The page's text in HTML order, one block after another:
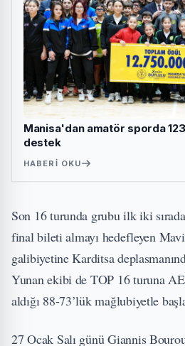
Manisa'dan amatör sporda
destek
HABERI OKU
Son 16 turunda grubu ilk iki
final bileti almayı hedefleyen
galibiyetine Karditsa
Yunan ekibi de TOP 16 turuna
aldığı 88-73’lük mağlubiyetle
27 Ocak Salı günü Giannis